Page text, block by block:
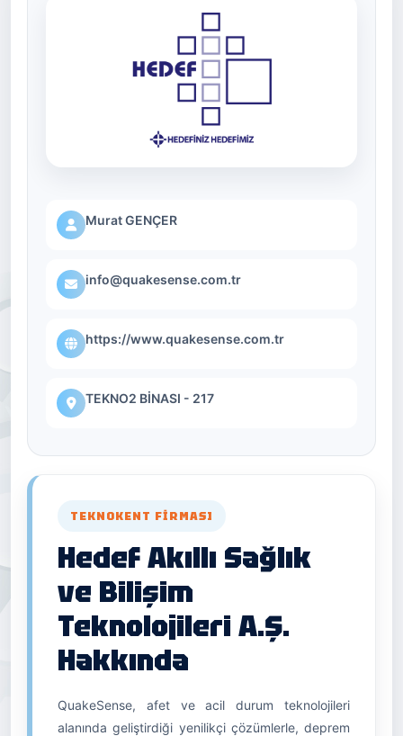
Murat GENÇER
info@quakesense.com.tr
https://www.quakesense.com.tr
TEKNO2 BİNASI - 217
TEKNOKENT FIRMASI
Hedef Akıllı Sağlık
ve Bilişim
Teknolojileri A.Ş.
Hakkında
QuakeSense, afet ve acil durum teknolojileri
alanında geliştirdiği yenilikçi çözümlerle, deprem